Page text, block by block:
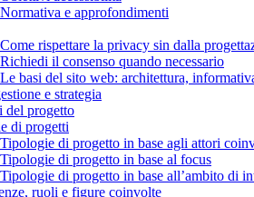
e approfondimenti
rispettare la privacy sin dalla
il consenso quando necessario
basi del sito web: architettura,
e strategia
del progetto
di progetti
di progetto in base agli attori
di progetto in base al focus
di progetto in base all’ambito di
ruoli e figure coinvolte